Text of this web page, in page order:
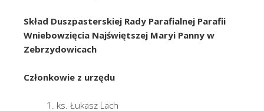
Skład Duszpasterskiej Rady Parafialnej Parafii
Wniebowzięcia Najświętszej Maryi Panny w
Zebrzydowicach
Członkowie z urzędu
ks. Łukasz Lach